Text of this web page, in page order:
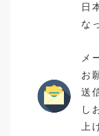
日
な
メ
お
送
し
上